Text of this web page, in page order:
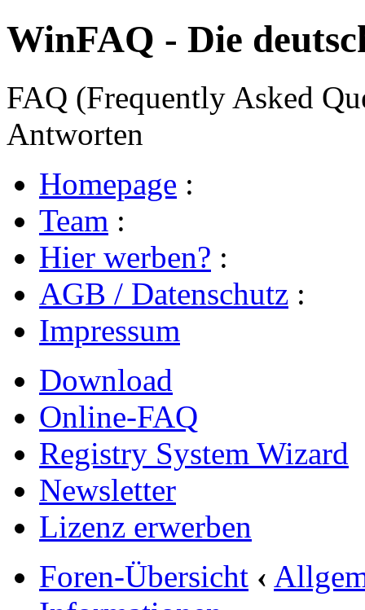
WinFAQ - Die
FAQ (Frequently Asked
Antworten
Homepage :
Team :
Hier werben? :
AGB / Datenschutz :
Impressum
Download
Online-FAQ
Registry System Wizard
Newsletter
Lizenz erwerben
Foren-Übersicht ‹